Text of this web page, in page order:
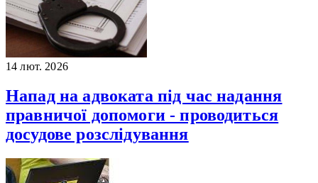
14 лют. 2026
Напад на адвоката під час надання
правничої допомоги - проводиться
досудове розслідування